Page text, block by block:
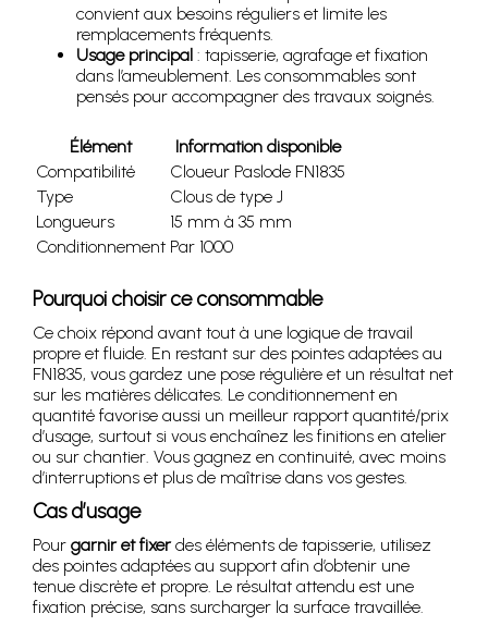
convient aux besoins réguliers et limite les
remplacements fréquents.
Usage principal : tapisserie, agrafage et fixation
dans l’ameublement. Les consommables sont
pensés pour accompagner des travaux soignés.
Élément
Information disponible
Compatibilité
Cloueur Paslode FN1835
Type
Clous de type J
Longueurs
15 mm à 35 mm
Conditionnement Par 1000
Pourquoi choisir ce consommable
Ce choix répond avant tout à une logique de travail
propre et fluide. En restant sur des pointes adaptées au
FN1835, vous gardez une pose régulière et un résultat net
sur les matières délicates. Le conditionnement en
quantité favorise aussi un meilleur rapport quantité/prix
d’usage, surtout si vous enchaînez les finitions en atelier
ou sur chantier. Vous gagnez en continuité, avec moins
d’interruptions et plus de maîtrise dans vos gestes.
Cas d’usage
Pour garnir et fixerdes éléments de tapisserie, utilisez
des pointes adaptées au support afin d’obtenir une
tenue discrète et propre. Le résultat attendu est une
fixation précise, sans surcharger la surface travaillée.